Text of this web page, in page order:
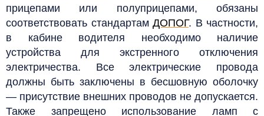
прицепами или полуприцепами, обязаны
соответствовать стандартам ДОПОГ. В частности,
в кабине водителя необходимо наличие
устройства для экстренного отключения
электричества. Все электрические провода
должны быть заключены в бесшовную оболочку
— присутствие внешних проводов не допускается.
Также запрещено использование ламп с